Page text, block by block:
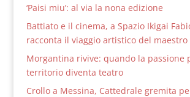
‘Paisi miu’: al via la nona edizione
Battiato e il cinema, a Spazio Ikigai
racconta il viaggio artistico del
Morgantina rivive: quando la passione
territorio diventa teatro
Crollo a Messina, Cattedrale gremita